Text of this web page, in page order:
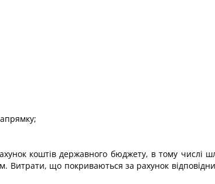
коштів державного бюджету, в тому числі
що покриваються за рахунок